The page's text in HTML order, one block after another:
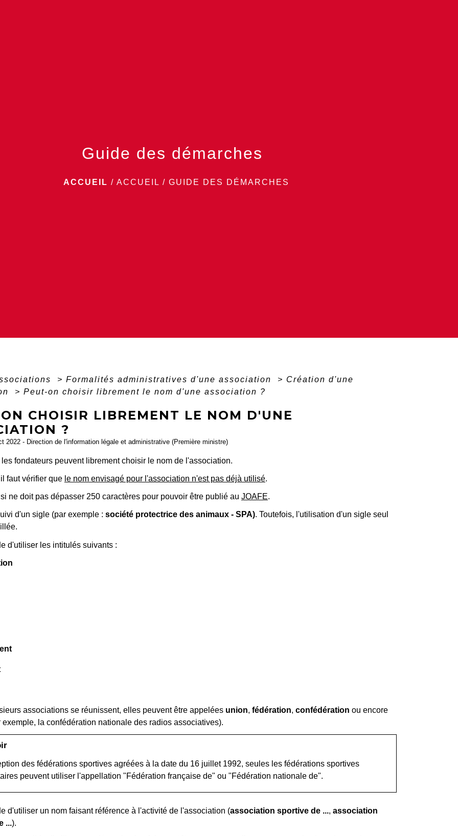
Guide des démarches
ACCUEIL / ACCUEIL / GUIDE DES DÉMARCHES
> Formalités administratives d'une association > Création d'une
> Peut-on choisir librement le nom d'une association ?
CHOISIR LIBREMENT LE NOM D'UNE
?
2022 - Direction de l'information légale et administrative (Première ministre)
fondateurs peuvent librement choisir le nom de l'association.
faut vérifier que le nom envisagé pour l'association n'est pas déjà utilisé.
ne doit pas dépasser 250 caractères pour pouvoir être publié au JOAFE.
d'un sigle (par exemple : société protectrice des animaux - SPA). Toutefois, l'utilisation d'un sigle seul
d'utiliser les intitulés suivants :
associations se réunissent, elles peuvent être appelées union, fédération, confédération ou encore
la confédération nationale des radios associatives).
des fédérations sportives agréées à la date du 16 juillet 1992, seules les fédérations sportives
peuvent utiliser l'appellation "Fédération française de" ou "Fédération nationale de".
d'utiliser un nom faisant référence à l'activité de l'association (association sportive de ..., association
...).